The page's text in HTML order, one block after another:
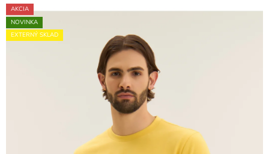
produktu
je
0,0
AKCIA
NOVINKA
EXTERNÝ SKLAD